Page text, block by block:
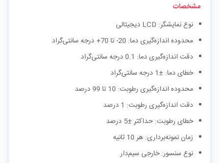
مشخصات
نوع نمایشگر: LCD دیجیتالی
محدوده اندازه‌گیری دما: 20- تا 70+ درجه سانتی‌گراد
دقت اندازه‌گیری دما: 0.1 درجه سانتی‌گراد
خطای دما: ±1 درجه سانتی‌گراد
محدوده اندازه‌گیری رطوبت: 10 تا 99 درصد
دقت اندازه‌گیری رطوبت: 1 درصد
خطای رطوبت: حداکثر ±5 درصد
زمان نمونه‌برداری: هر 10 ثانیه
نوع سنسور: خارجی سیم‌دار